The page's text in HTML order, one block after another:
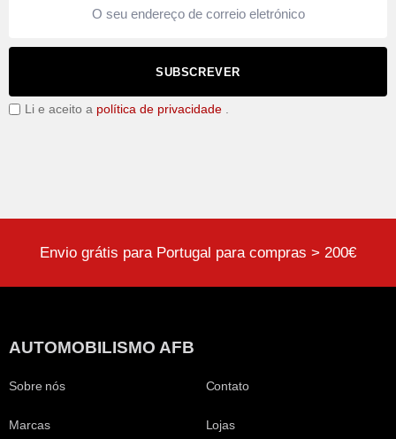
SUBSCREVER
Li e aceito a política de privacidade
Envio grátis para Portugal para compras > 200€
AUTOMOBILISMO AFB
Sobre nós
Marcas
Contato
Lojas